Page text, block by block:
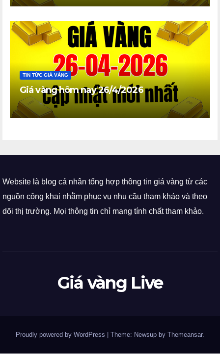
TIN TỨC GIÁ VÀNG
Giá vàng hôm nay 26/4/2026
Website là blog cá nhân tổng hợp thông tin giá vàng từ các
nguồn công khai nhằm phục vụ nhu cầu tham khảo và theo
dõi thị trường. Mọi thông tin chỉ mang tính chất tham khảo.
Giá vàng Live
Proudly powered by WordPress Theme: Newsup by Themeansar.